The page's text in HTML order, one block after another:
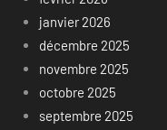
janvier 2026
décembre 2025
novembre 2025
octobre 2025
septembre 2025